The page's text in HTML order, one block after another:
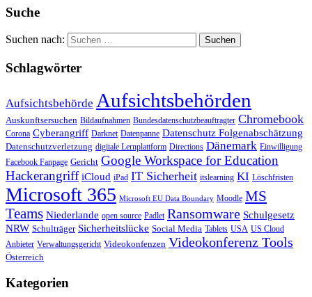
Suche
Suchen nach:
Schlagwörter
Aufsichtsbehörde Aufsichtsbehörden
Auskunftsersuchen Bildaufnahmen Bundesdatenschutzbeauftragter Chromebook
Corona Cyberangriff Darknet Datenpanne Datenschutz Folgenabschätzung
Datenschutzverletzung digitale Lernplattform Directions Dänemark Einwilligung
Facebook Fanpage Gericht Google Workspace for Education
Hackerangriff iCloud iPad IT Sicherheit itslearning KI Löschfristen
Microsoft 365 Microsoft EU Data Boundary Moodle MS
Teams Niederlande open source Padlet Ransomware Schulgesetz
NRW Schulträger Sicherheitslücke Social Media Tablets USA US Cloud
Anbieter Verwaltungsgericht Videokonfenzen Videokonferenz Tools
Österreich
Kategorien